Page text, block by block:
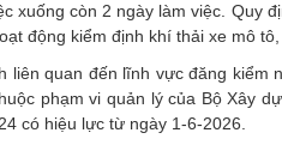
xuống còn 2 ngày làm việc. Quy
động kiểm định khí thải xe mô
liên quan đến lĩnh vực đăng kiểm
phạm vi quản lý của Bộ Xây
có hiệu lực từ ngày 1-6-2026.